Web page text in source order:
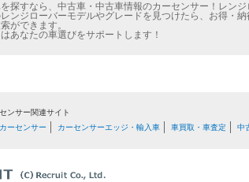
探すなら、中古車・中古車情報のカーセンサー！レン
ンジローバーモデルやグレードを見つけたら、お得・
ができます。
あなたの車選びをサポートします！
ンサー関連サイト
ーセンサー
カーセンサーエッジ・輸入車 車買取・車査定 中